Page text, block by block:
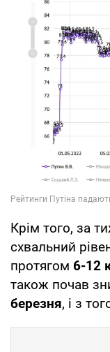
Крім того, за
схвальний
протягом 6-12
також почав
березня, і з